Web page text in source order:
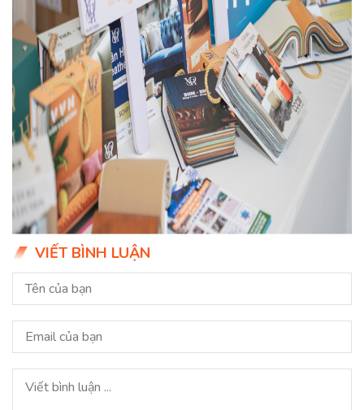
VIẾT BÌNH LUẬN